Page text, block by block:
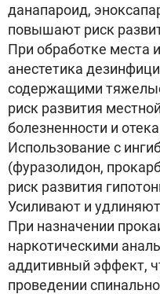
данапароид,
повышают риск
При обработке места
анестетика
содержащими
риск развития
болезненности и
Использование с
(фуразолидон,
риск развития
Усиливают и
При назначении
наркотическими
аддитивный эффект,
проведении